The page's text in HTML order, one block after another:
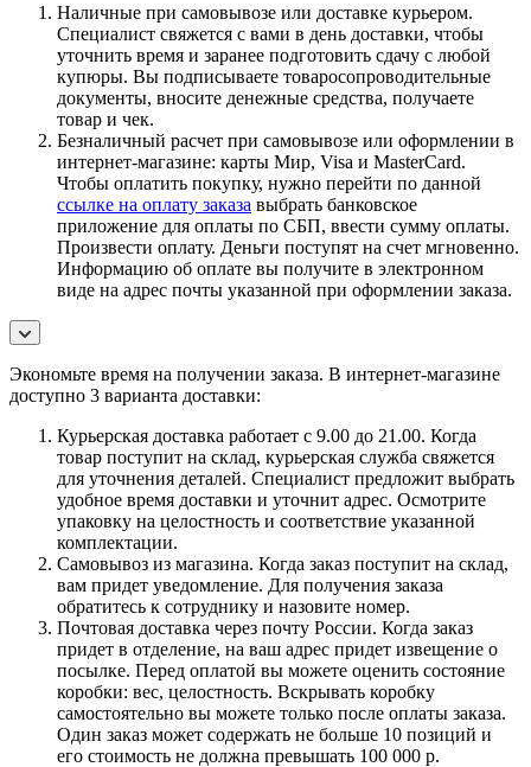
Наличные при самовывозе или доставке курьером.
Специалист свяжется с вами в день доставки, чтобы
уточнить время и заранее подготовить сдачу с любой
купюры. Вы подписываете товаросопроводительные
документы, вносите денежные средства, получаете
товар и чек.
Безналичный расчет при самовывозе или оформлении в
интернет-магазине: карты Мир, Visa и MasterCard.
Чтобы оплатить покупку, нужно перейти по данной
ссылке на оплату заказа выбрать банковское
приложение для оплаты по СБП, ввести сумму оплаты.
Произвести оплату. Деньги поступят на счет мгновенно.
Информацию об оплате вы получите в электронном
виде на адрес почты указанной при оформлении заказа.
Экономьте время на получении заказа. В интернет-магазине
доступно 3 варианта доставки:
Курьерская доставка работает с 9.00 до 21.00. Когда
товар поступит на склад, курьерская служба свяжется
для уточнения деталей. Специалист предложит выбрать
удобное время доставки и уточнит адрес. Осмотрите
упаковку на целостность и соответствие указанной
комплектации.
Самовывоз из магазина. Когда заказ поступит на склад,
вам придет уведомление. Для получения заказа
обратитесь к сотруднику и назовите номер.
Почтовая доставка через почту России. Когда заказ
придет в отделение, на ваш адрес придет извещение о
посылке. Перед оплатой вы можете оценить состояние
коробки: вес, целостность. Вскрывать коробку
самостоятельно вы можете только после оплаты заказа.
Один заказ может содержать не больше 10 позиций и
его стоимость не должна превышать 100 000 р.